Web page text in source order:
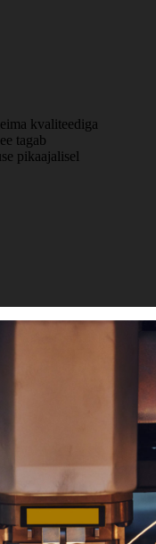
kvaliteediga
tagab
pikaajalisel